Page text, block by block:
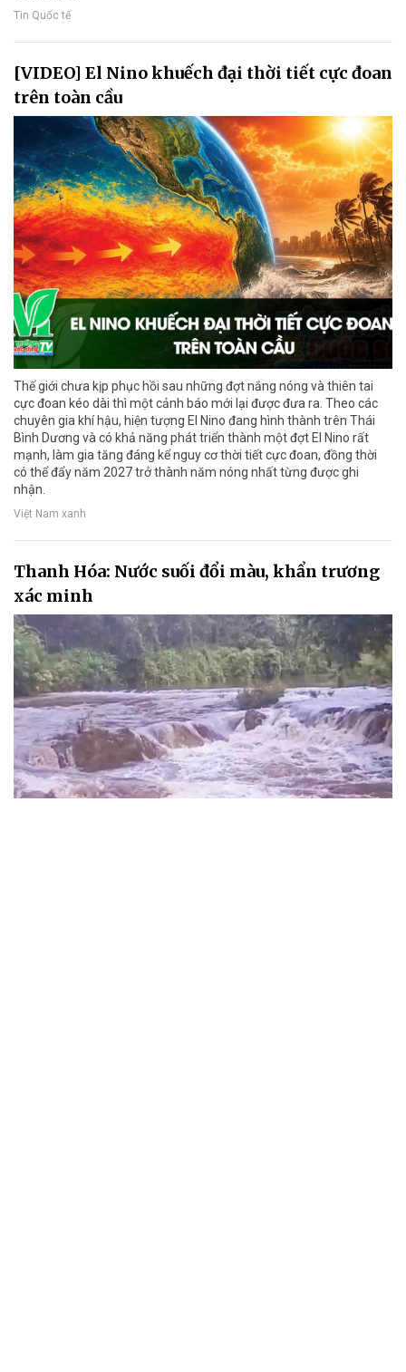
Tin Quốc tế
[VIDEO] El Nino khuếch đại thời tiết cực đoan
trên toàn cầu
Thế giới chưa kịp phục hồi sau những đợt nắng nóng và thiên tai
cực đoan kéo dài thì một cảnh báo mới lại được đưa ra. Theo các
chuyên gia khí hậu, hiện tượng El Nino đang hình thành trên Thái
Bình Dương và có khả năng phát triển thành một đợt El Nino rất
mạnh, làm gia tăng đáng kể nguy cơ thời tiết cực đoan, đồng thời
có thể đẩy năm 2027 trở thành năm nóng nhất từng được ghi
nhận.
Việt Nam xanh
Thanh Hóa: Nước suối đổi màu, khẩn trương
xác minh